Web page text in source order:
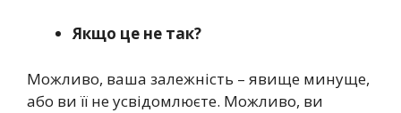
Якщо це не так?
Можливо, ваша залежність – явище минуще,
або ви її не усвідомлюєте. Можливо, ви